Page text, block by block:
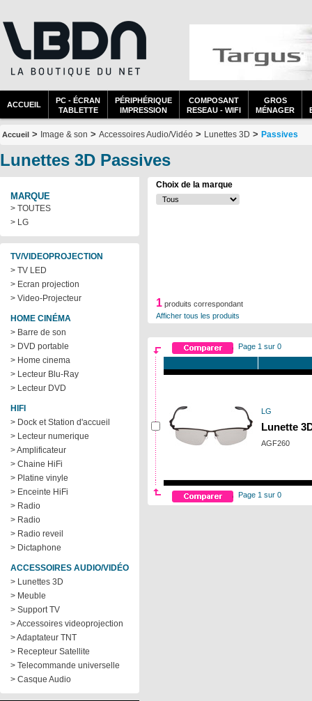
ACCUEIL
PC - ÉCRAN
TABLETTE
PÉRIPHÉRIQUE
IMPRESSION
COMPOSANT
RESEAU - WIFI
GROS
MÉNAGER
Accueil > Image & son > Accessoires Audio/Vidéo > Lunettes 3D > Passives
Lunettes 3D Passives
MARQUE
> TOUTES
> LG
TV/VIDEOPROJECTION
> TV LED
> Ecran projection
> Video-Projecteur
HOME CINÉMA
> Barre de son
> DVD portable
> Home cinema
> Lecteur Blu-Ray
> Lecteur DVD
HIFI
> Dock et Station d'accueil
> Lecteur numerique
> Amplificateur
> Chaine HiFi
> Platine vinyle
> Enceinte HiFi
> Radio
> Radio
> Radio reveil
> Dictaphone
ACCESSOIRES AUDIO/VIDÉO
> Lunettes 3D
> Meuble
> Support TV
> Accessoires videoprojection
> Adaptateur TNT
> Recepteur Satellite
> Telecommande universelle
> Casque Audio
Choix de la marque
1 produits correspondant
Afficher tous les produits
Page 1 sur 0
LG
Lunette
AGF260
Page 1 sur 0